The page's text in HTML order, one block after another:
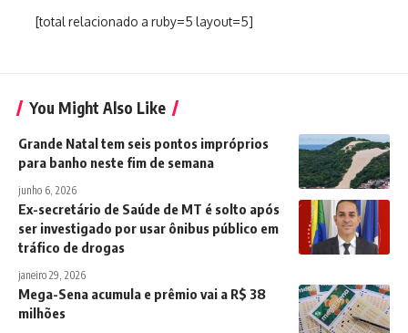
[total relacionado a ruby=5 layout=5]
You Might Also Like
Grande Natal tem seis pontos impróprios
para banho neste fim de semana
junho 6, 2026
Ex-secretário de Saúde de MT é solto após
ser investigado por usar ônibus público em
tráfico de drogas
janeiro 29, 2026
Mega-Sena acumula e prêmio vai a R$ 38
milhões